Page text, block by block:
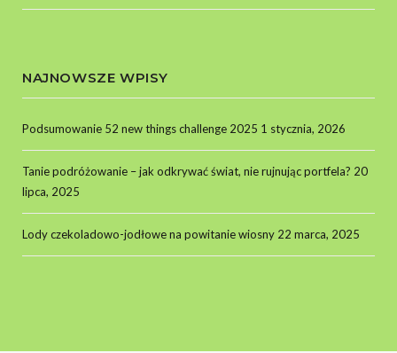
NAJNOWSZE WPISY
Podsumowanie 52 new things challenge 2025 1 stycznia, 2026
Tanie podróżowanie – jak odkrywać świat, nie rujnując portfela? 20
lipca, 2025
Lody czekoladowo-jodłowe na powitanie wiosny 22 marca, 2025